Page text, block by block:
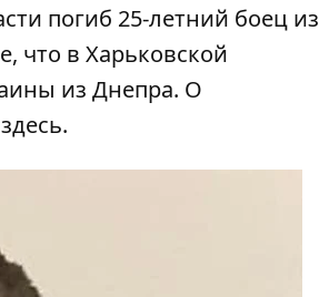
погиб 25-летний боец из
что в Харьковской
из Днепра. О
здесь.